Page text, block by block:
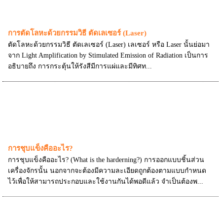
การตัดโลหะด้วยกรรมวิธี ตัดเลเซอร์ (Laser)
ตัดโลหะด้วยกรรมวิธี ตัดเลเซอร์ (Laser) เลเซอร์ หรือ Laser นั้นย่อมา
จาก Light Amplification by Stimulated Emission of Radiation เป็นการ
อธิบายถึง การกระตุ้นให้รังสีมีการแผ่และมีทิศท...
การชุบแข็งคืออะไร?
การชุบแข็งคืออะไร? (What is the harderning?) การออกแบบชิ้นส่วน
เครื่องจักรนั้น นอกจากจะต้องมีความละเอียดถูกต้องตามแบบกำหนด
ไว้เพื่อให้สามารถประกอบและใช้งานกันได้พอดีแล้ว จำเป็นต้องพ...